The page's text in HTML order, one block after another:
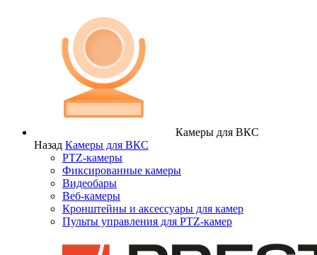
Камеры для ВКС
Назад Камеры для ВКС
PTZ-камеры
Фиксированные камеры
Видеобары
Веб-камеры
Кронштейны и аксессуары для камер
Пульты управления для PTZ-камер